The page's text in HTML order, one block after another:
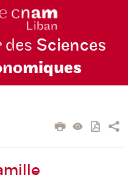
Sciences
miques